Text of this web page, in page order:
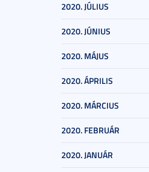
2020. JÚLIUS
2020. JÚNIUS
2020. MÁJUS
2020. ÁPRILIS
2020. MÁRCIUS
2020. FEBRUÁR
2020. JANUÁR